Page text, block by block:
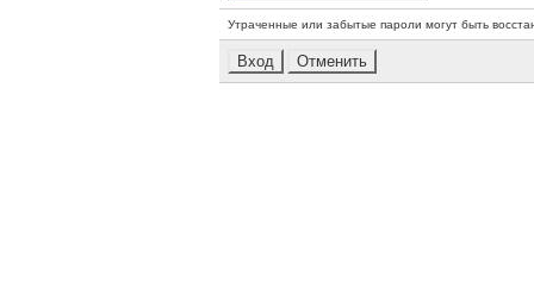
Утраченные или забытые пароли могут быть